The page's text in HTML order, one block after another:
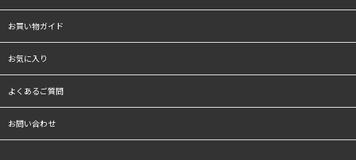
お買い物ガイド
お気に入り
よくあるご質問
お問い合わせ